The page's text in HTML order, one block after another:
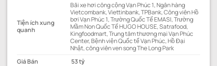
Tiện ích xung
quanh
Bãi xe hơi công cộng Vạn Phúc 1, Ngân hàng
Vietcombank, Viettinbank, TPBank, Công viên Hồ
bơi Vạn Phúc 1, Trường Quốc Tế EMASI, Trường
Mầm Non Quốc Tế HUGO HOUSE, Satrafood,
Kingfoodmart, Trung tâm thương mại Vạn Phúc
Center, Bệnh viện Quốc tế Vạn Phúc, Hồ Đại
Nhật, công viên ven song The Long Park
Giá Bán
53 tỷ